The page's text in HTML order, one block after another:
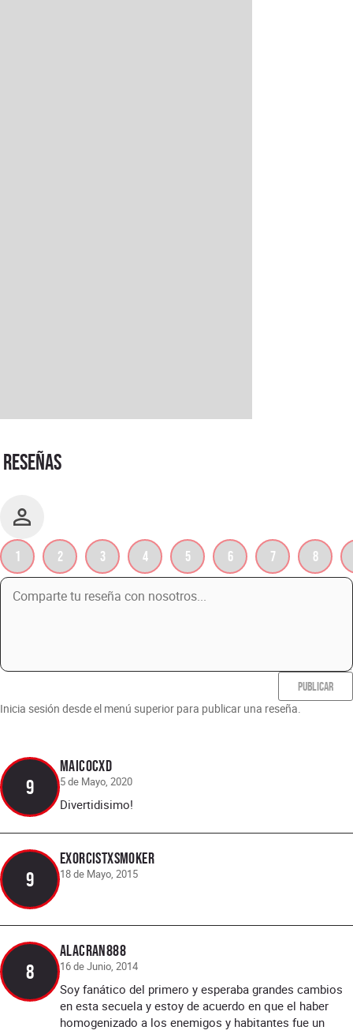
RESEÑAS
1 2 3 4 5 6 7 8
PUBLICAR
Inicia sesión desde el menú superior para publicar una reseña.
9
MaicocxD
5 de Mayo, 2020
Divertidisimo!
9
ExorcistxSmoker
18 de Mayo, 2015
8
ALACRAN888
16 de Junio, 2014
Soy fanático del primero y esperaba grandes cambios
en esta secuela y estoy de acuerdo en que el haber
homogenizado a los enemigos y habitantes fue un